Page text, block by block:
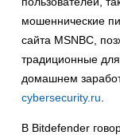
мошеннические
сайта MSNBC,
традиционные
домашнем
cybersecurity.ru
В Bitdefender